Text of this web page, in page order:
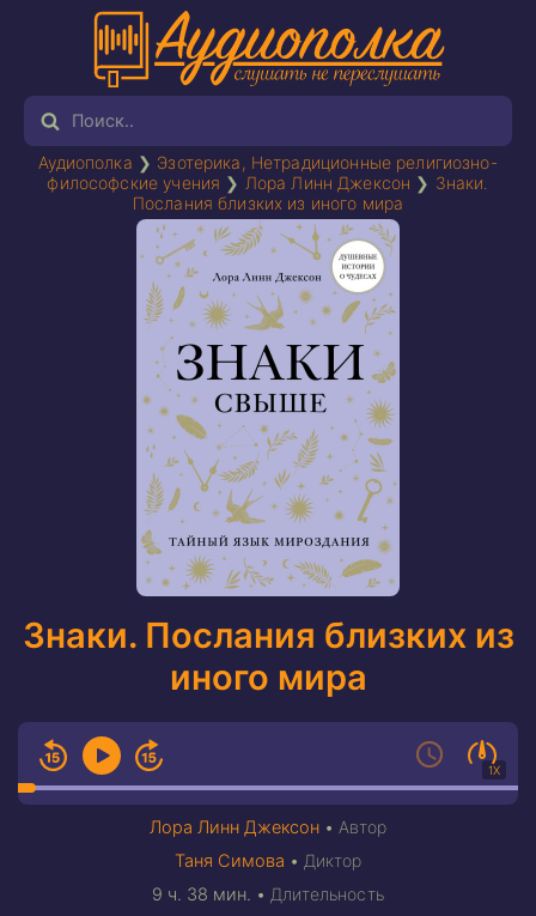
Аудиополка ❯ Эзотерика, Нетрадиционные религиозно-
философские учения ❯ Лора Линн Джексон ❯ Знаки.
Послания близких из иного мира
Знаки. Послания близких из
иного мира
1X
Лора Линн Джексон • Автор
Таня Симова • Диктор
9 ч. 38 мин. •Длительность